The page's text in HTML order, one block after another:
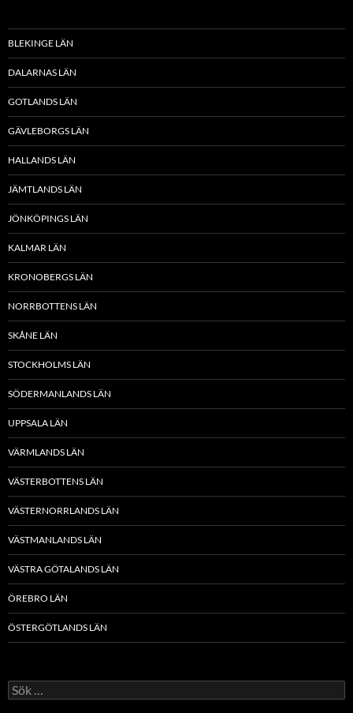
BLEKINGE LÄN
DALARNAS LÄN
GOTLANDS LÄN
GÄVLEBORGS LÄN
HALLANDS LÄN
JÄMTLANDS LÄN
JÖNKÖPINGS LÄN
KALMAR LÄN
KRONOBERGS LÄN
NORRBOTTENS LÄN
SKÅNE LÄN
STOCKHOLMS LÄN
SÖDERMANLANDS LÄN
UPPSALA LÄN
VÄRMLANDS LÄN
VÄSTERBOTTENS LÄN
VÄSTERNORRLANDS LÄN
VÄSTMANLANDS LÄN
VÄSTRA GÖTALANDS LÄN
ÖREBRO LÄN
ÖSTERGÖTLANDS LÄN
Sök
efter: